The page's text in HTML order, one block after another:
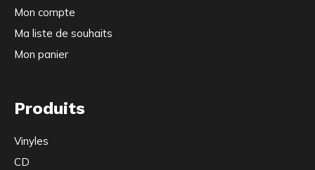
Mon compte
Ma liste de souhaits
Mon panier
Produits
Vinyles
CD